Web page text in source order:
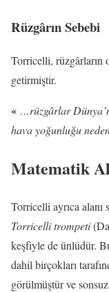
Rüzgârın Sebebi
Torricelli, rüzgârların
getirmiştir.
« …rüzgârlar
hava yoğunluğu
Matematik
Torricelli ayrıca alanı
Torricelli trompeti
keşfiyle de ünlüdür.
dahil birçokları
görülmüştür ve